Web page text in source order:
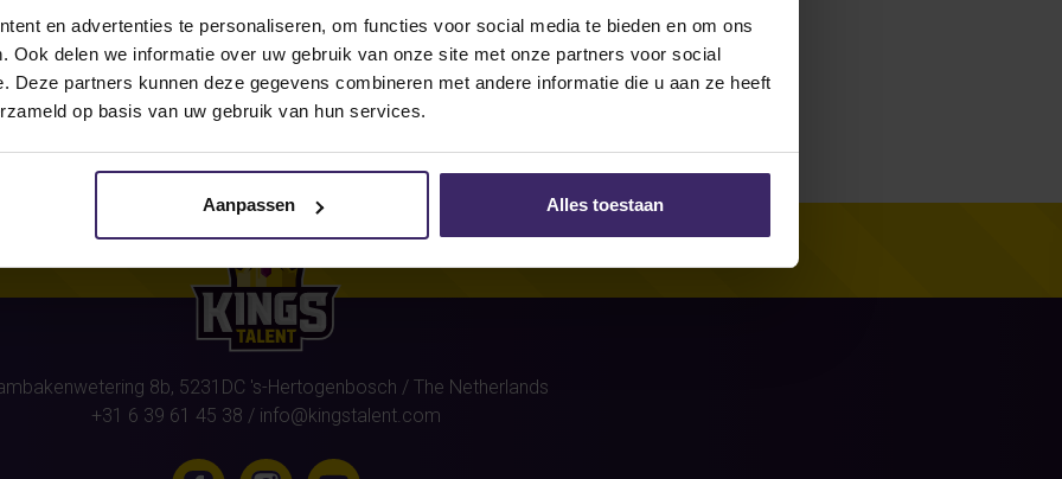
en advertenties te personaliseren, om functies voor social media te bieden en om ons
Ook delen we informatie over uw gebruik van onze site met onze partners voor social
Deze partners kunnen deze gegevens combineren met andere informatie die u aan ze heeft
op basis van uw gebruik van hun services.
Aanpassen Alles toestaan
this athlete(Jorn-Jan van de Beld)were no
8b, 5231DC 's-Hertogenbosch / The Netherlands
+31 6 39 61 45 38 / info@kingstalent.com